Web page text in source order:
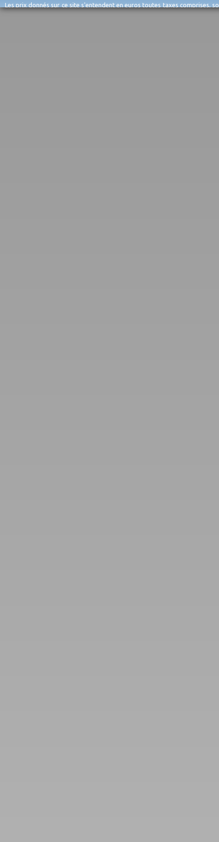
Les prix donnés sur ce site s'entendent en euros toutes taxes comprises,
erreurs d'encodage, et sauf épuisement du stock et/ou impossibilité de